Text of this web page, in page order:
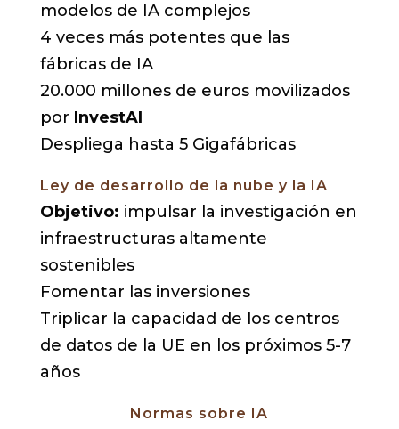
modelos de IA complejos
4 veces más potentes que las
fábricas de IA
20.000 millones de euros movilizados
por InvestAI
Despliega hasta 5 Gigafábricas
Ley de desarrollo de la nube y la IA
Objetivo: impulsar la investigación en
infraestructuras altamente
sostenibles
Fomentar las inversiones
Triplicar la capacidad de los centros
de datos de la UE en los próximos 5-7
años
Normas sobre IA